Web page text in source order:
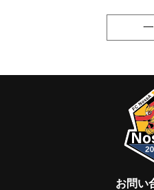
お問い